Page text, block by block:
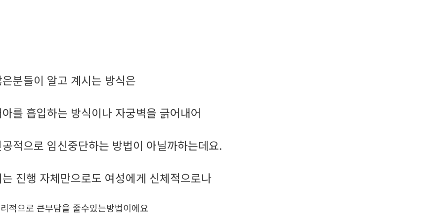
분들이 알고 계시는 방식은
를 흡입하는 방식이나 자궁벽을 긁어내어
적으로 임신중단하는 방법이 아닐까하는데요.
진행 자체만으로도 여성에게 신체적으로나
적으로 큰부담을 줄수있는방법이에요